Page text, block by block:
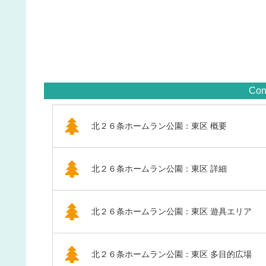
北２６条ホームラン公園：東区 概要
北２６条ホームラン公園：東区 詳細
北２６条ホームラン公園：東区 遊具エリア
北２６条ホームラン公園：東区 多目的広場